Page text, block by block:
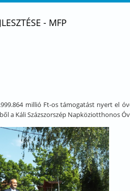
- MFP
millió Ft-os támogatást nyert el
a Káli Százszorszép Napköziotthonos